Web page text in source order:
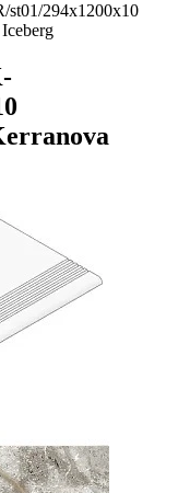
st01/294х1200x10